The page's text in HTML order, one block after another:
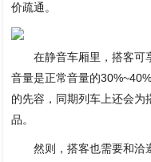
价疏通。
在静音车厢里，搭客可
音量是正常音量的
的先容，同期列车上还会为
品。
然则，搭客也需要和洽遵